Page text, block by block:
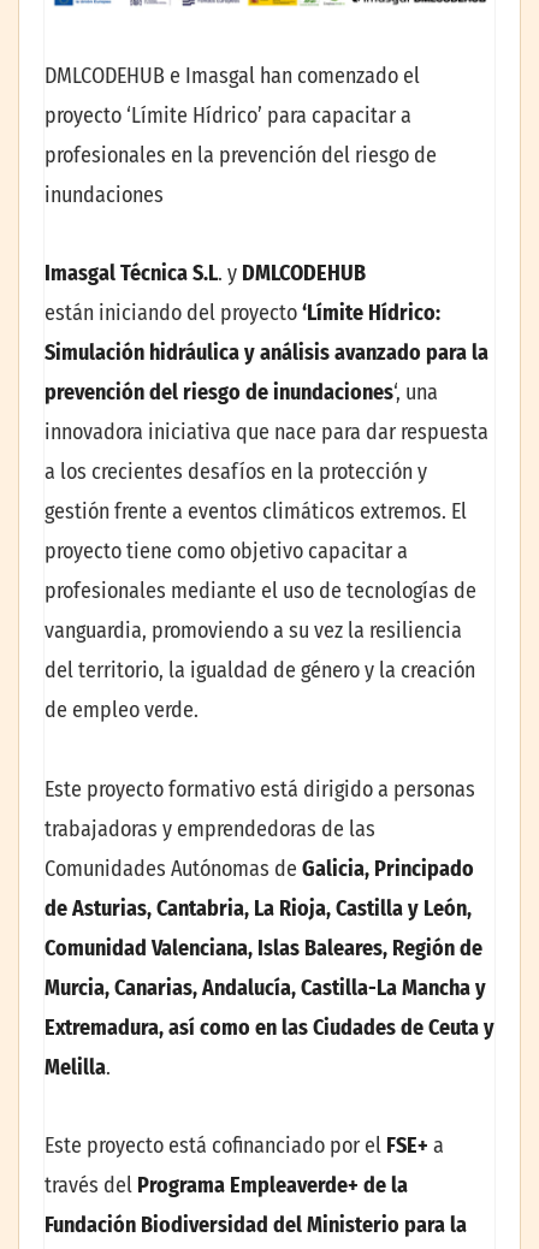
DMLCODEHUB e Imasgal han comenzado el
proyecto ‘Límite Hídrico’ para capacitar a
profesionales en la prevención del riesgo de
inundaciones
Imasgal Técnica S.L. y DMLCODEHUB
están iniciando del proyecto‘Límite Hídrico:
Simulación hidráulica y análisis avanzado para la
prevención del riesgo de inundaciones‘, una
innovadora iniciativa que nace para dar respuesta
a los crecientes desafíos en la protección y
gestión frente a eventos climáticos extremos. El
proyecto tiene como objetivo capacitar a
profesionales mediante el uso de tecnologías de
vanguardia, promoviendo a su vez la resiliencia
del territorio, la igualdad de género y la creación
de empleo verde.
Este proyecto formativo está dirigido a personas
trabajadoras y emprendedoras de las
Comunidades Autónomas de Galicia, Principado
de Asturias, Cantabria, La Rioja, Castilla y León,
Comunidad Valenciana, Islas Baleares, Región de
Murcia, Canarias, Andalucía, Castilla-La Mancha y
Extremadura, así como en las Ciudades de Ceuta y
Melilla.
Este proyecto está cofinanciado por el FSE+ a
través del Programa Empleaverde+ de la
Fundación Biodiversidad del Ministerio para la